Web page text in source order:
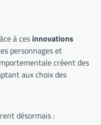
à ces innovations
personnages et
créent des
aux choix des
désormais :